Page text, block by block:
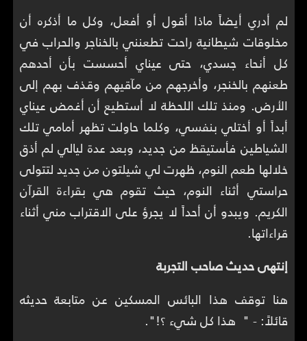
لم أدري أيضاً ماذا أقول أو أفعل، وكل ما أذكره أن
مخلوقات شيطانية راحت تطعنني بالخناجر والحراب في
كل أنحاء جسدي، حتى عيناي أحسست بأن أحدهم
طعنهم بالخنجر، وأخرجهم من مآقيهم وقذف بهم إلى
الأرض. ومنذ تلك اللحظة لا أستطيع أن أغمض عيناي
أبداً أو أختلي بنفسي، وكلما حاولت تظهر أمامي تلك
الشياطين فأستيقظ من جديد، وبعد عدة ليالي لم أذق
خلالها طعم النوم، ظهرت لي شيلتون من جديد لتتولى
حراستي أثناء النوم، حيث تقوم هي بقراءة القرآن
الكريم. ويبدو أن أحداً لا يجرؤ على الاقتراب مني أثناء
قراءاتها.
إنتهى حديث صاحب التجربة
هنا توقف هذا البائس المسكين عن متابعة حديثه
قائلاً: - " هذا كل شيء ؟!".